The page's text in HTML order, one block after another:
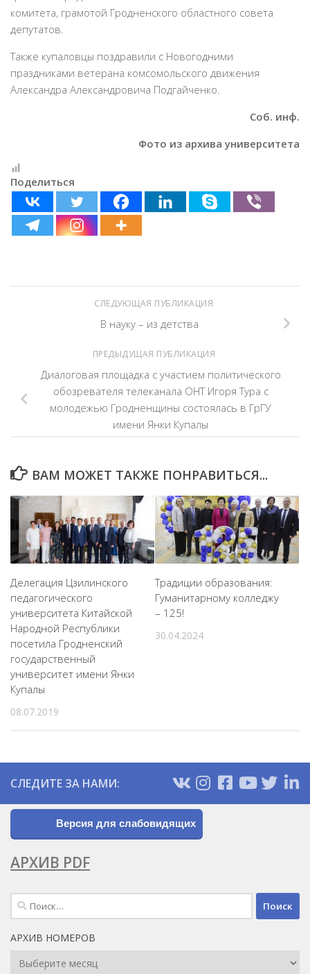
комитета, грамотой Гродненского областного совета
депутатов.
Также купаловцы поздравили с Новогодними
праздниками ветерана комсомольского движения
Александра Александровича Подгайченко.
Соб. инф.
Фото из архива университета
Поделиться
СЛЕДУЮЩАЯ ПУБЛИКАЦИЯ
В науку – из детства
ПРЕДЫДУЩАЯ ПУБЛИКАЦИЯ
Диалоговая площадка с участием политического
обозревателя телеканала ОНТ Игоря Тура с
молодежью Гродненщины состоялась в ГрГУ
имени Янки Купалы
ВАМ МОЖЕТ ТАКЖЕ ПОНРАВИТЬСЯ...
Делегация Цзилинского
педагогического
университета Китайской
Народной Республики
посетила Гродненский
государственный
университет имени Янки
Купалы
08.07.2019
Традиции образования:
Гуманитарному колледжу
– 125!
30.04.2024
СЛЕДИТЕ ЗА НАМИ:
Версия для слабовидящих
АРХИВ PDF
Найти:
АРХИВ НОМЕРОВ
Архив